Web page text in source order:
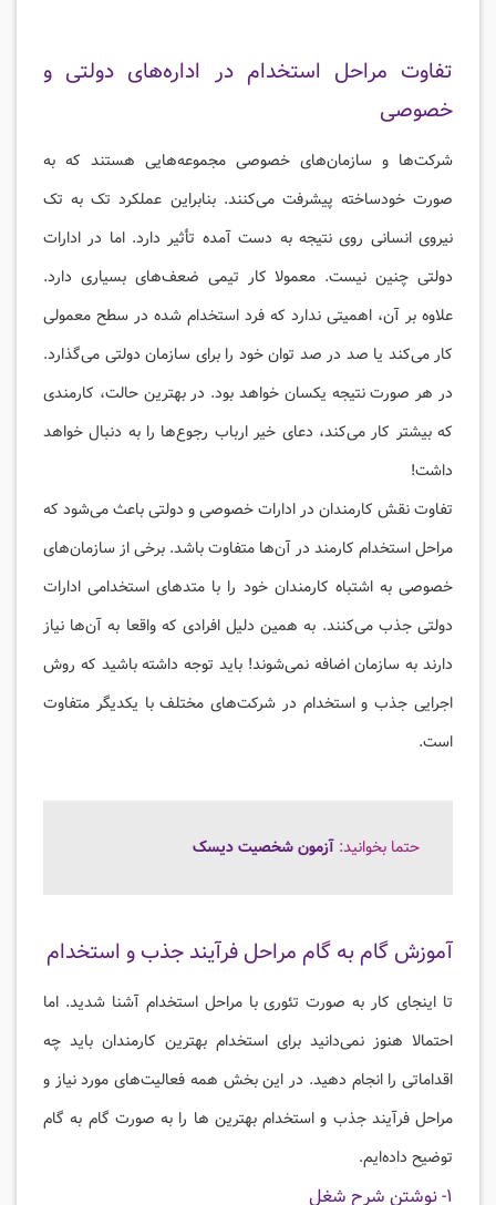
تفاوت مراحل استخدام در اداره‌های دولتی و
خصوصی
شرکت‌ها و سازمان‌های خصوصی مجموعه‌هایی هستند که به
صورت خودساخته پیشرفت می‌کنند. بنابراین عملکرد تک به تک
نیروی انسانی روی نتیجه به دست آمده تأثیر دارد. اما در ادارات
دولتی چنین نیست. معمولا کار تیمی ضعف‌های بسیاری دارد.
علاوه بر آن، اهمیتی ندارد که فرد استخدام شده در سطح معمولی
کار می‌کند یا صد در صد توان خود را برای سازمان دولتی می‌گذارد.
در هر صورت نتیجه یکسان خواهد بود. در بهترین حالت، کارمندی
که بیشتر کار می‌کند، دعای خیر ارباب رجوع‌ها را به دنبال خواهد
داشت!
تفاوت نقش کارمندان در ادارات خصوصی و دولتی باعث می‌شود که
مراحل استخدام کارمند در آن‌ها متفاوت باشد. برخی از سازمان‌های
خصوصی به اشتباه کارمندان خود را با متدهای استخدامی ادارات
دولتی جذب می‌کنند. به همین دلیل افرادی که واقعا به آن‌ها نیاز
دارند به سازمان اضافه نمی‌شوند! باید توجه داشته باشید که روش
اجرایی جذب و استخدام در شرکت‌های مختلف با یکدیگر متفاوت
است.
حتما بخوانید: آزمون شخصیت دیسک
آموزش گام به گام مراحل فرآیند جذب و استخدام
تا اینجای کار به صورت تئوری با مراحل استخدام آشنا شدید. اما
احتمالا هنوز نمی‌دانید برای استخدام بهترین کارمندان باید چه
اقداماتی را انجام دهید. در این بخش همه فعالیت‌های مورد نیاز و
مراحل فرآیند جذب و استخدام بهترین ها را به صورت گام به گام
توضیح داده‌ایم.
۱- نوشتن شرح شغل